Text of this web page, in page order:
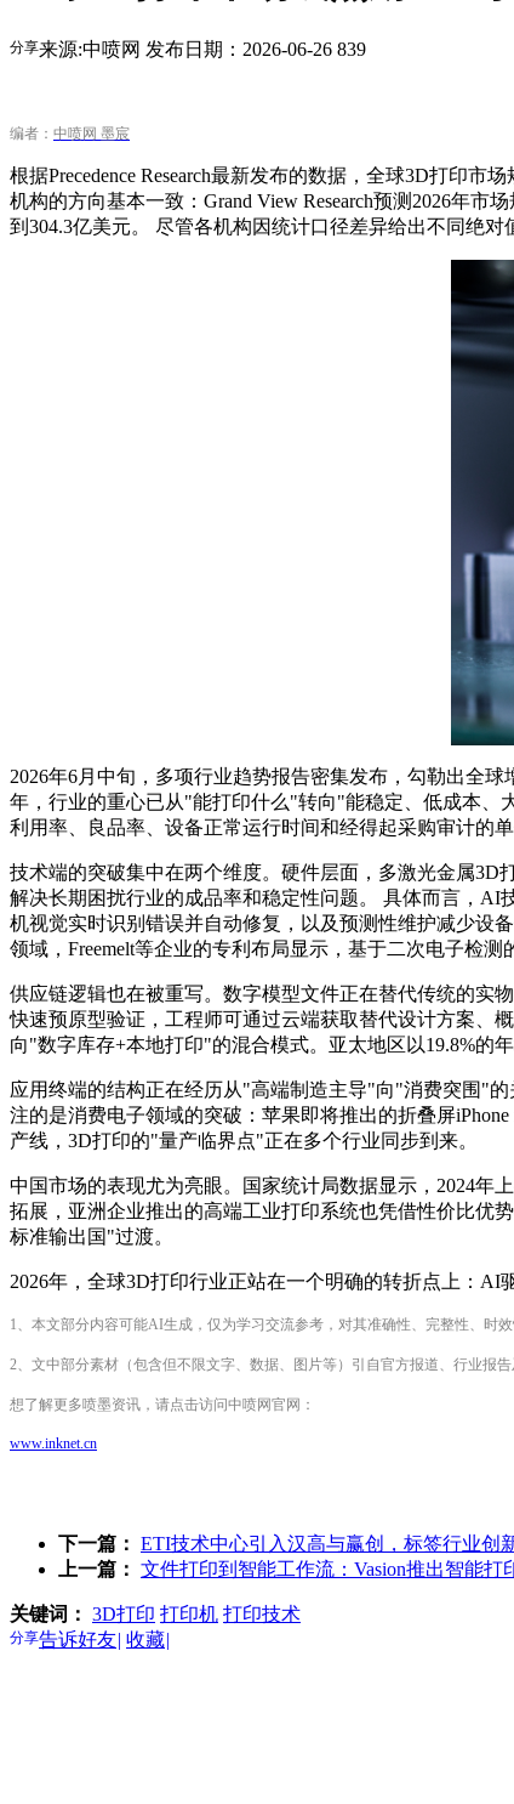
来源:中喷网 发布日期：2026-06-26 839
分享
编者： 中喷网 墨宸
根据Precedence Research最新发布的数据，全球3D打印
机构的方向基本一致：Grand View Research预测2026年市
到304.3亿美元。 尽管各机构因统计口径差异给出不同绝
2026年6月中旬，多项行业趋势报告密集发布，勾勒出全
年，行业的重心已从"能打印什么"转向"能稳定、低成本
利用率、良品率、设备正常运行时间和经得起采购审计的
技术端的突破集中在两个维度。硬件层面，多激光金属
解决长期困扰行业的成品率和稳定性问题。 具体而言，
机视觉实时识别错误并自动修复，以及预测性维护减少设
领域，Freemelt等企业的专利布局显示，基于二次电子检
供应链逻辑也在被重写。数字模型文件正在替代传统的实
快速预原型验证，工程师可通过云端获取替代设计方案、
向"数字库存+本地打印"的混合模式。亚太地区以19.8%的
应用终端的结构正在经历从"高端制造主导"向"消费突围"
注的是消费电子领域的突破：苹果即将推出的折叠屏
产线，3D打印的"量产临界点"正在多个行业同步到来。
中国市场的表现尤为亮眼。国家统计局数据显示，2024年
拓展，亚洲企业推出的高端工业打印系统也凭借性价比优
标准输出国"过渡。
2026年，全球3D打印行业正站在一个明确的转折点上：
1、本文部分内容可能AI生成，仅为学习交流参考，对其准确性、完整性、时
2、文中部分素材（包含但不限文字、数据、图片等）引自官方报道、行业报
想了解更多喷墨资讯，请点击访问中喷网官网：
www.inknet.cn
下一篇： ETI技术中心引入汉高与赢创，标签行业创
上一篇： 文件打印到智能工作流：Vasion推出智能打
关键词： 3D打印 打印机 打印技术
分享告诉好友| 收藏|